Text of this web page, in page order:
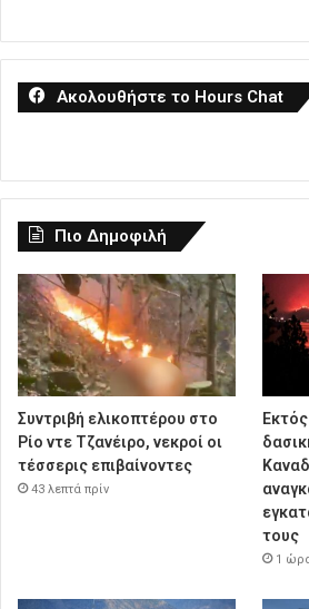
Ακολουθήστε το Hours Chat
Πιο Δημοφιλή
Συντριβή ελικοπτέρου στο
Ρίο ντε Τζανέιρο, νεκροί οι
τέσσερις επιβαίνοντες
43 λεπτά πρίν
τους
1